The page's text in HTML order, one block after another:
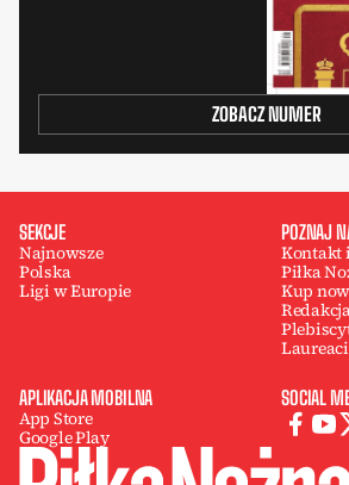
ZOBACZ NUMER
SEKCJE
Najnowsze
Polska
Ligi w Europie
POZNAJ
Kontakt
Piłka
Kup
Laureaci
APLIKACJA MOBILNA
App Store
Google Play
SOCIAL